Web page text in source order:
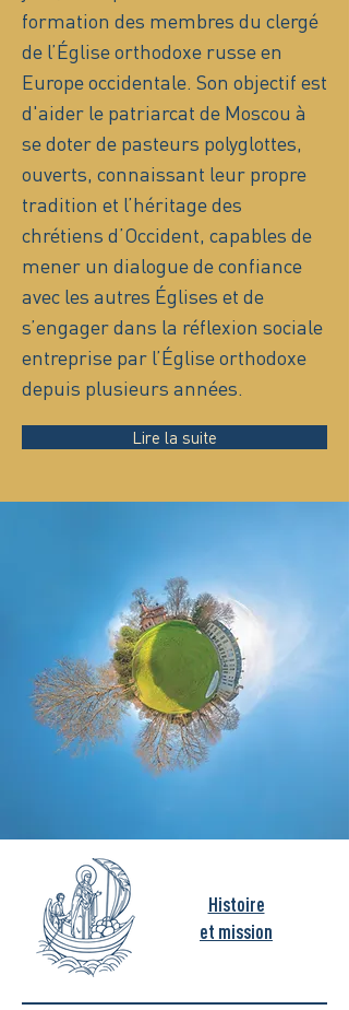
formation des membres du clergé
de l’Église orthodoxe russe en
Europe occidentale. Son objectif est
d'aider le patriarcat de Moscou à
se doter de pasteurs polyglottes,
ouverts, connaissant leur propre
tradition et l’héritage des
chrétiens d’Occident, capables de
mener un dialogue de confiance
avec les autres Églises et de
s’engager dans la réflexion sociale
entreprise par l’Église orthodoxe
depuis plusieurs années.
Lire la suite
Histoire
et mission